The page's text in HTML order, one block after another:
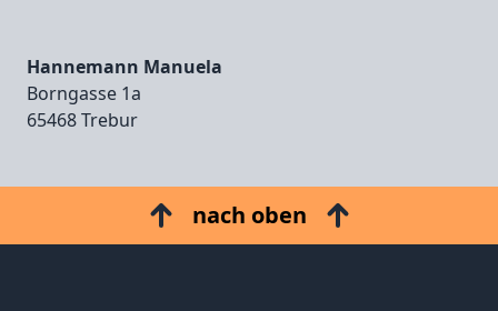
Hannemann Manuela
Borngasse 1a
65468 Trebur
nach oben